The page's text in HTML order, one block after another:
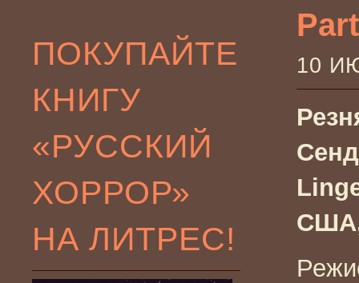
ПОКУПАЙТЕ
КНИГУ
«РУССКИЙ
ХОРРОР»
НА ЛИТРЕС!
10
США,